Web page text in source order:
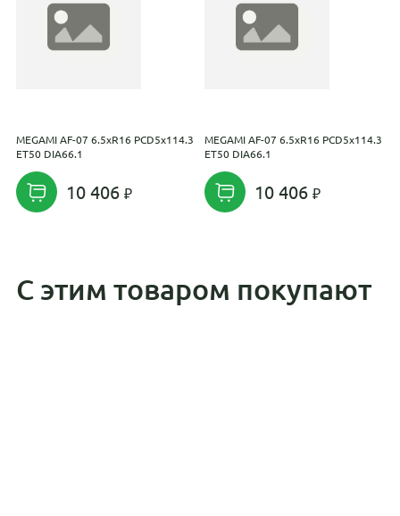
MEGAMI AF-07 6.5xR16 PCD5x114.3
ET50 DIA66.1
10 406
MEGAMI AF-07 6.5xR16 PCD5x114.3
ET50 DIA66.1
10 406
С этим товаром покупают